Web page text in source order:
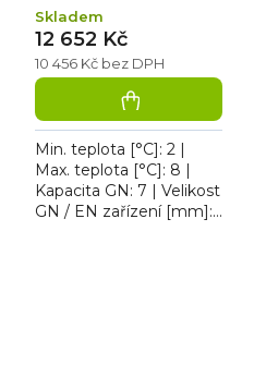
Skladem
10 456 Kč bez DPH
12 652 Kč
Min. teplota [°C]: 2 |
Max. teplota [°C]: 8 |
Kapacita GN: 7 | Velikost
GN / EN zařízení [mm]: